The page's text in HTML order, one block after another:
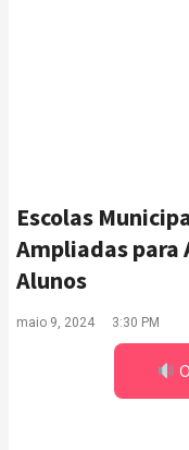
Escolas
Ampliadas para
Alunos
maio 9, 2024 3:30 PM